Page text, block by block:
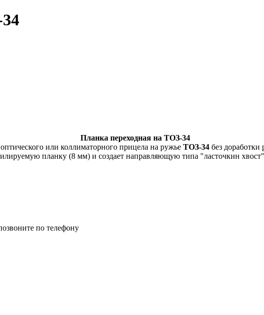
Планка переходная на ТОЗ-34
или коллиматорного прицела на ружье ТОЗ-34 без доработки
планку (8 мм) и создает направляющую типа "ласточкин
по телефону